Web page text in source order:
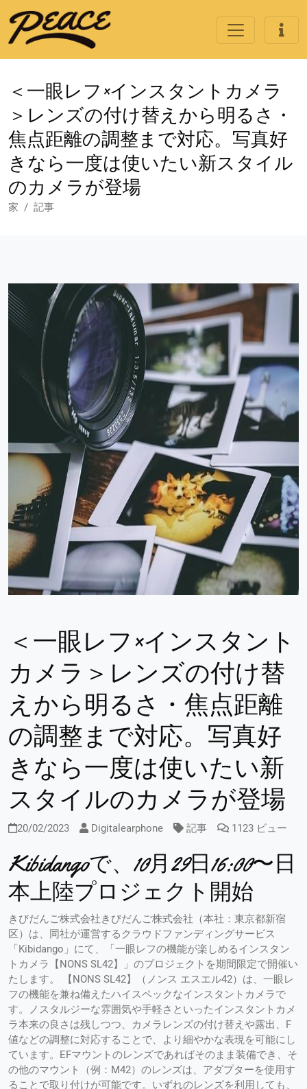
＜一眼レフ×インスタントカメラ
＞レンズの付け替えから明るさ・
焦点距離の調整まで対応。写真好
きなら一度は使いたい新スタイル
のカメラが登場
家 記事
＜一眼レフ×インスタント
カメラ＞レンズの付け替
えから明るさ・焦点距離
の調整まで対応。写真好
きなら一度は使いたい新
スタイルのカメラが登場
20/02/2023 Digitalearphone 記事 1123 ビュー
Kibidangoで、10月29日16:00〜日
本上陸プロジェクト開始
きびだんご株式会社きびだんご株式会社（本社：東京都新宿
区）は、同社が運営するクラウドファンディングサービス
「Kibidango」にて、「一眼レフの機能が楽しめるインスタン
トカメラ【NONS SL42】」のプロジェクトを期間限定で開催い
たします。 【NONS SL42】（ノンス エスエル42）は、一眼レ
フの機能を兼ね備えたハイスペックなインスタントカメラで
す。ノスタルジーな雰囲気や手軽さといったインスタントカメ
ラ本来の良さは残しつつ、カメラレンズの付け替えや露出、F
値などの調整に対応することで、より細やかな表現を可能にし
ています。EFマウントのレンズであればそのまま装備でき、そ
の他のマウント（例：M42）のレンズは、アダプターを使用す
ることで取り付けが可能です。いずれのレンズを利用しても、